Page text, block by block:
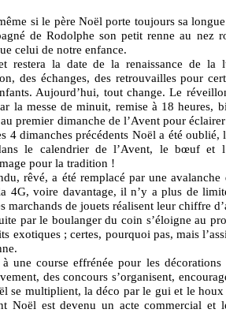
si le père Noël porte toujours sa
de Rodolphe son petit renne au nez
celui de notre enfance.
restera la date de la renaissance de la
des échanges, des retrouvailles pour
Aujourd’hui, tout change. Le
la messe de minuit, remise à 18 heures,
premier dimanche de l’Avent pour
4 dimanches précédents Noël a été oublié,
le calendrier de l’Avent, le bœuf et
pour la tradition !
rêvé, a été remplacé par une avalanche
4G, voire davantage, il n’y a plus de
marchands de jouets réalisent leur chiffre
par le boulanger du coin s’éloigne au
exotiques ; certes, pourquoi pas, mais
une course effrénée pour les décorations
des concours s’organisent,
se multiplient, la déco par le gui et le
Noël est devenu un acte commercial et